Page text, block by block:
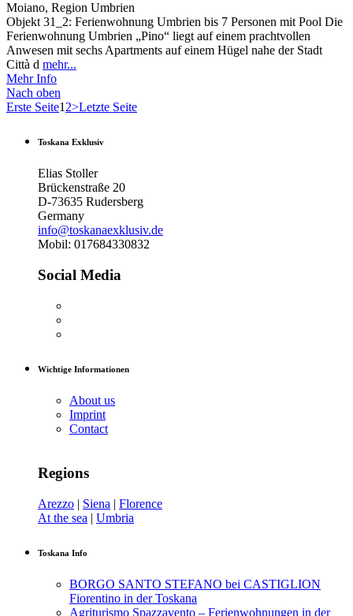
Moiano, Region Umbrien
Objekt 31_2: Ferienwohnung Umbrien bis 7 Personen mit Pool Die
Ferienwohnung Umbrien „Pino“ liegt auf einem prachtvollen
Anwesen mit sechs Apartments auf einem Hügel nahe der Stadt
Città d mehr...
Mehr Info
Nach oben
Erste Seite1 2>Letzte Seite
Toskana Exklusiv
Elias Stoller
Brückenstraße 20
D-73635 Rudersberg
Germany
info@toskanaexklusiv.de
Mobil: 017684330832
Social Media
Wichtige Informationen
About us
Imprint
Contact
Regions
Arezzo | Siena | Florence
At the sea | Umbria
Toskana Info
BORGO SANTO STEFANO bei CASTIGLION
Fiorentino in der Toskana
Agriturismo Spazzavento – Ferienwohnungen in der